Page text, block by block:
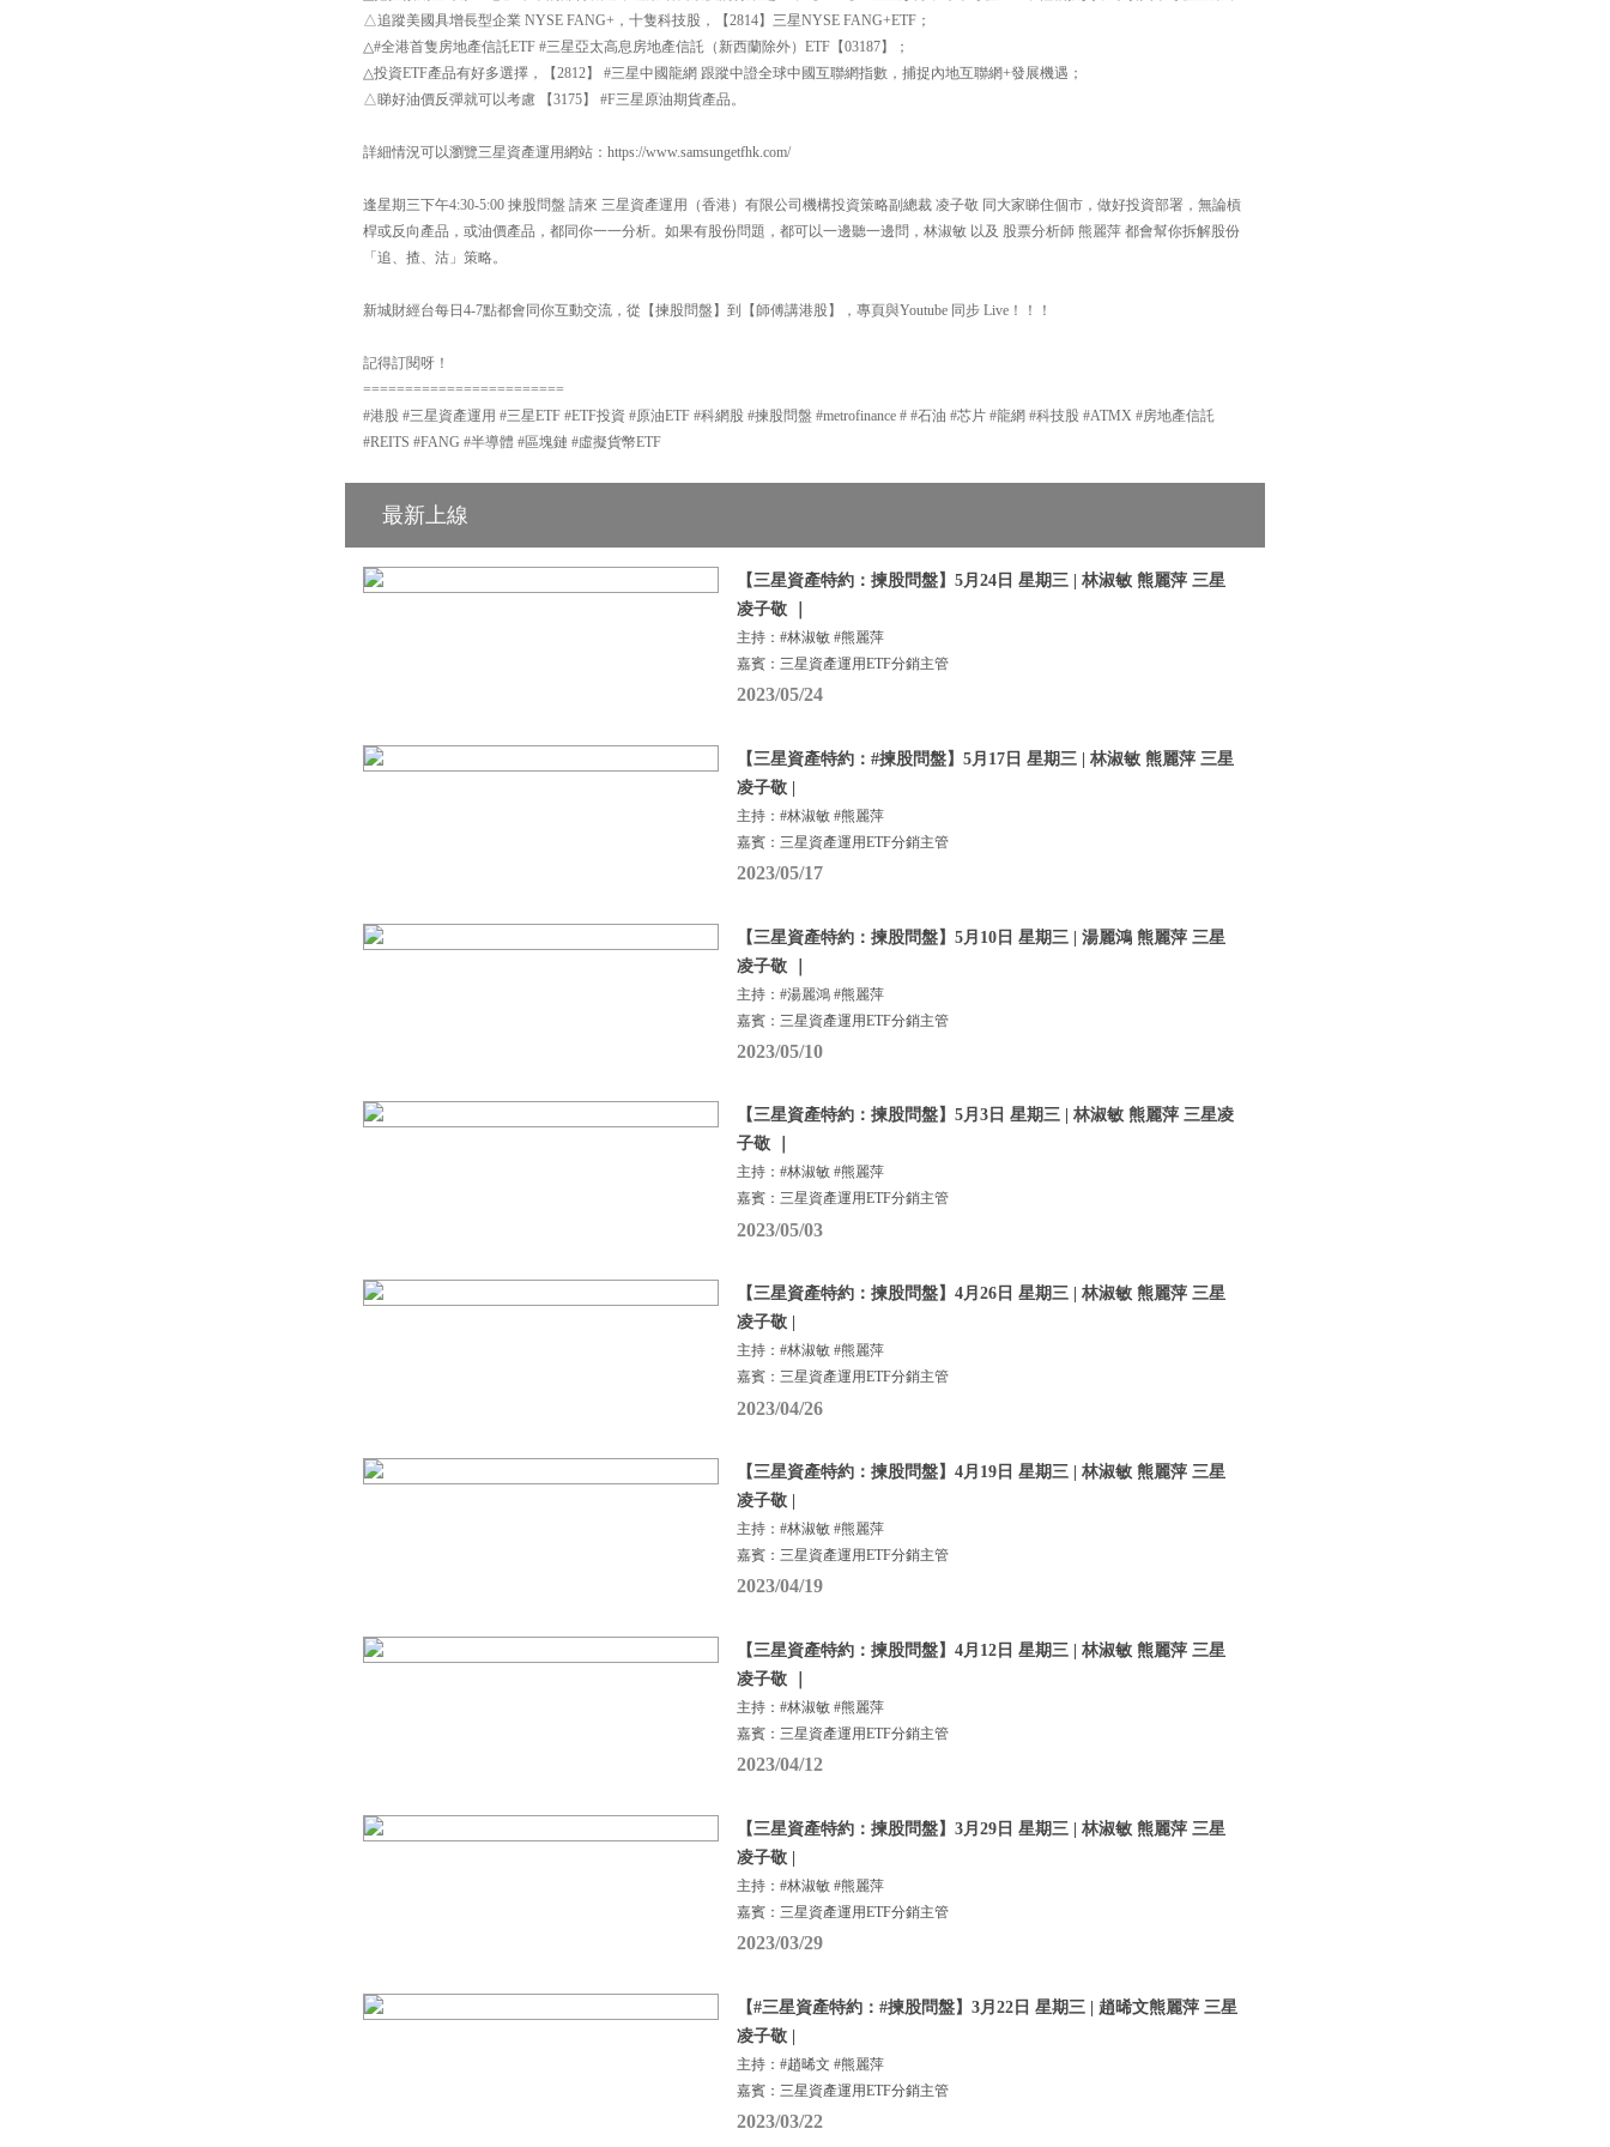
△追蹤美國具增長型企業 NYSE FANG+，十隻科技股，【2814】三星NYSE FANG+ETF；
△#全港首隻房地產信託ETF #三星亞太高息房地產信託（新西蘭除外）ETF【03187】；
△投資ETF產品有好多選擇，【2812】 #三星中國龍網 跟蹤中證全球中國互聯網指數，捕捉內地互聯網+發展機遇；
△睇好油價反彈就可以考慮 【3175】 #F三星原油期貨產品。
詳細情況可以瀏覽三星資產運用網站：https://www.samsungetfhk.com/
逢星期三下午4:30-5:00 揀股問盤 請來 三星資產運用（香港）有限公司機構投資策略副總裁 凌子敬 同大家睇住個市，做好投資部署，無論槓
桿或反向產品，或油價產品，都同你一一分析。如果有股份問題，都可以一邊聽一邊問，林淑敏 以及 股票分析師 熊麗萍 都會幫你拆解股份
「追、揸、沽」策略。
新城財經台每日4-7點都會同你互動交流，從【揀股問盤】到【師傅講港股】，專頁與Youtube 同步 Live！！！
記得訂閱呀！
========================
#港股 #三星資產運用 #三星ETF #ETF投資 #原油ETF #科網股 #揀股問盤 #metrofinance # #石油 #芯片 #龍網 #科技股 #ATMX #房地產信託
#REITS #FANG #半導體 #區塊鏈 #虛擬貨幣ETF
最新上線
【三星資產特約：揀股問盤】5月24日 星期三 | 林淑敏 熊麗萍 三星
凌子敬 ｜
主持：#林淑敏 #熊麗萍
嘉賓：三星資產運用ETF分銷主管
2023/05/24
【三星資產特約：#揀股問盤】5月17日 星期三 | 林淑敏 熊麗萍 三星
凌子敬 |
主持：#林淑敏 #熊麗萍
嘉賓：三星資產運用ETF分銷主管
2023/05/17
【三星資產特約：揀股問盤】5月10日 星期三 | 湯麗鴻 熊麗萍 三星
凌子敬 ｜
主持：#湯麗鴻 #熊麗萍
嘉賓：三星資產運用ETF分銷主管
2023/05/10
【三星資產特約：揀股問盤】5月3日 星期三 | 林淑敏 熊麗萍 三星凌
子敬 ｜
主持：#林淑敏 #熊麗萍
嘉賓：三星資產運用ETF分銷主管
2023/05/03
【三星資產特約：揀股問盤】4月26日 星期三 | 林淑敏 熊麗萍 三星
凌子敬 |
主持：#林淑敏 #熊麗萍
嘉賓：三星資產運用ETF分銷主管
2023/04/26
【三星資產特約：揀股問盤】4月19日 星期三 | 林淑敏 熊麗萍 三星
凌子敬 |
主持：#林淑敏 #熊麗萍
嘉賓：三星資產運用ETF分銷主管
2023/04/19
【三星資產特約：揀股問盤】4月12日 星期三 | 林淑敏 熊麗萍 三星
凌子敬 ｜
主持：#林淑敏 #熊麗萍
嘉賓：三星資產運用ETF分銷主管
2023/04/12
【三星資產特約：揀股問盤】3月29日 星期三 | 林淑敏 熊麗萍 三星
凌子敬 |
主持：#林淑敏 #熊麗萍
嘉賓：三星資產運用ETF分銷主管
2023/03/29
【#三星資產特約：#揀股問盤】3月22日 星期三 | 趙晞文熊麗萍 三星
凌子敬 |
主持：#趙晞文 #熊麗萍
嘉賓：三星資產運用ETF分銷主管
2023/03/22